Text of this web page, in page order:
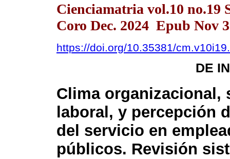
Cienciamatria vol.10 no.19
Coro Dec. 2024 Epub Nov
https://doi.org/10.35381/
DE
Clima organizacional,
laboral, y percepción
del servicio en
públicos. Revisión